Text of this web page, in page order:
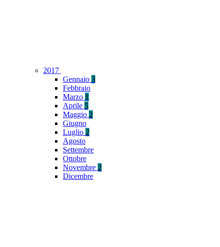
2017
Gennaio 3
Febbraio
Marzo 1
Aprile 5
Maggio 2
Giugno
Luglio 2
Agosto
Settembre
Ottobre
Novembre 2
Dicembre